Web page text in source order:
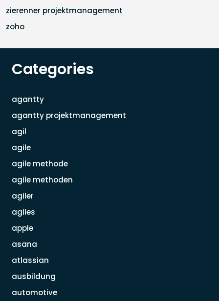
zierenner projektmanagement
zoho
Categories
agantty
agantty projektmanagement
agil
agile
agile methode
agile methoden
agiler
agiles
apple
asana
atlassian
ausbildung
automotive